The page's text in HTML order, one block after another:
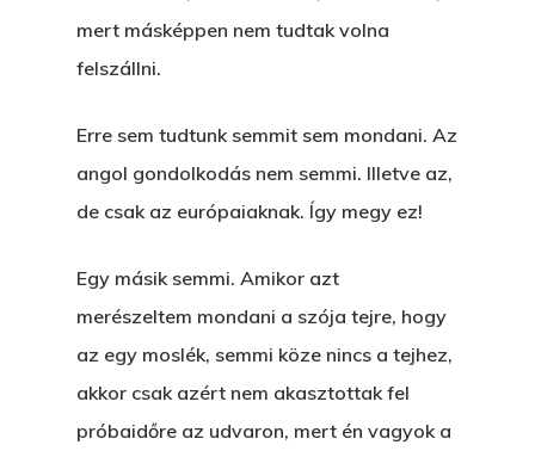
mert másképpen nem tudtak volna
felszállni.
Erre sem tudtunk semmit sem mondani. Az
angol gondolkodás nem semmi. Illetve az,
de csak az európaiaknak. Így megy ez!
Egy másik semmi. Amikor azt
merészeltem mondani a szója tejre, hogy
az egy moslék, semmi köze nincs a tejhez,
akkor csak azért nem akasztottak fel
próbaidőre az udvaron, mert én vagyok a